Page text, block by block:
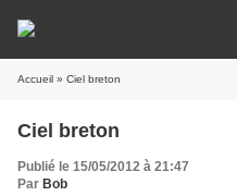
Accueil » Ciel breton
Ciel breton
Publié le 15/05/2012 à 21:47
Par Bob